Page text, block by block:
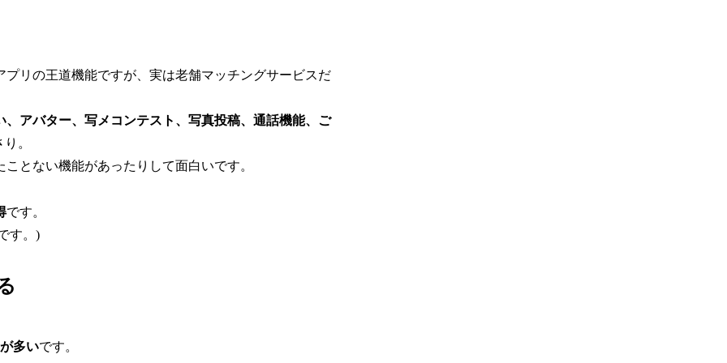
プリの王道機能ですが、実は老舗マッチングサービスだ
、アバター、写メコンテスト、写真投稿、通話機能、ご
。
とない機能があったりして面白いです。
です。
す。)
多いです。